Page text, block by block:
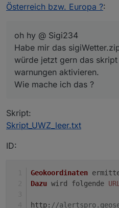
Österreich bzw. Europa ?:
oh hy @ Sigi234
Habe mir das
würde jetzt gern das
warnungen aktivieren.
Wie mache ich das ?
Skript:
Skript_UWZ_leer.txt
ID:
Geokoordinaten
Dazu wird folgende URL
http: //